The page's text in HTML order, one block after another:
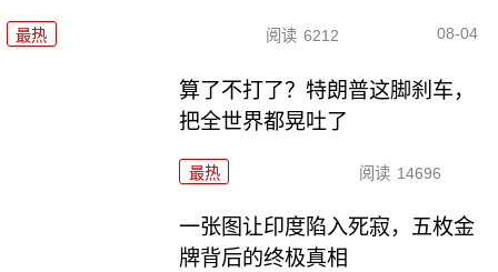
最热 阅读 6212 08-04
算了不打了？特朗普这脚刹车，
把全世界都晃吐了
最热 阅读 14696
一张图让印度陷入死寂，五枚金
牌背后的终极真相